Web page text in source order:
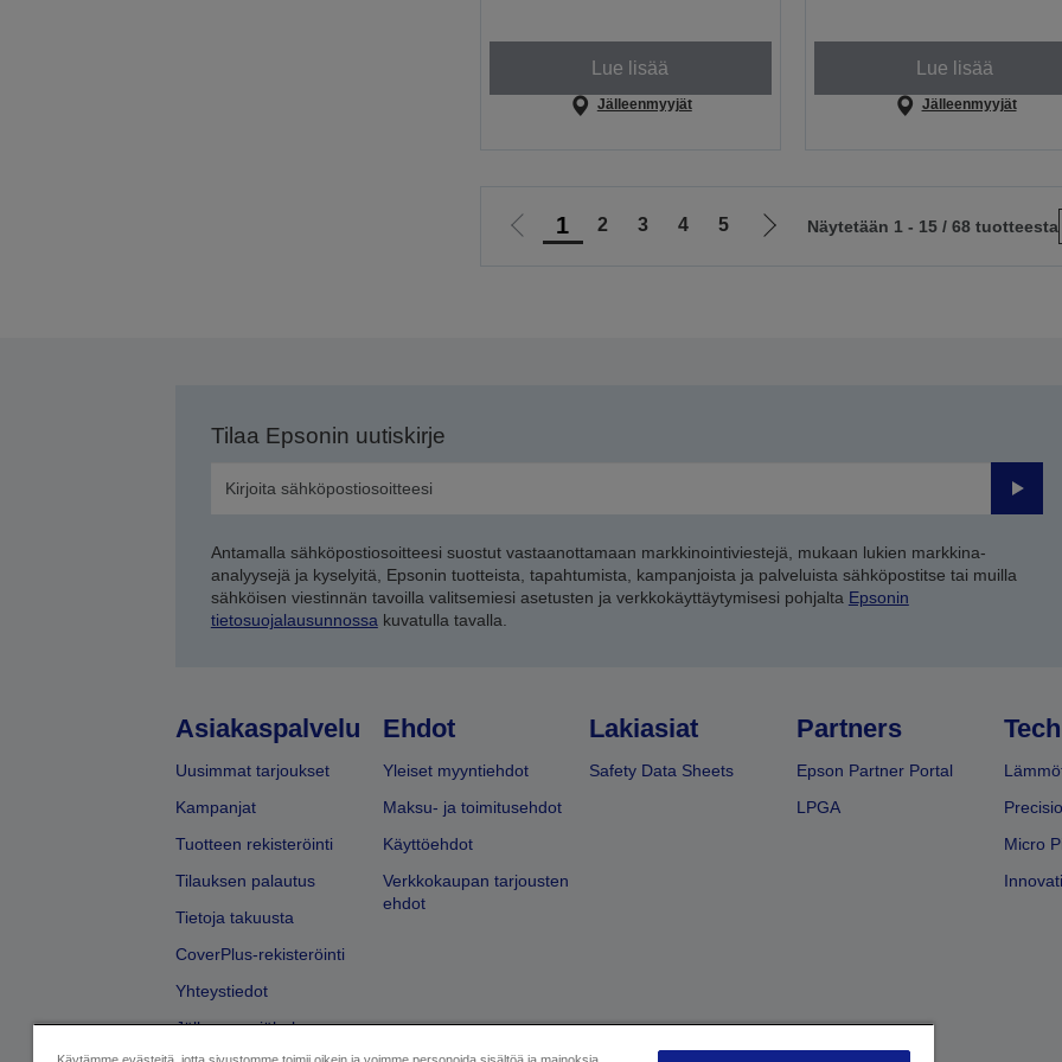
Lue lisää
Jälleenmyyjät
Lue lisää
Jälleenmyyjät
Siirry
1 2 3 4 5
SiirryNäytetään 1 - 15 / 68 tuotteesta
Tilaa Epsonin uutiskirje
Antamalla sähköpostiosoitteesi suostut vastaanottamaan markkinointiviestejä, mukaan lukien markkina-
analyysejä ja kyselyitä, Epsonin tuotteista, tapahtumista, kampanjoista ja palveluista sähköpostitse tai muilla
sähköisen viestinnän tavoilla valitsemiesi asetusten ja verkkokäyttäytymisesi pohjalta Epsonin
tietosuojalausunnossakuvatulla tavalla.
Asiakaspalvelu
Uusimmat tarjoukset
Kampanjat
Tuotteen rekisteröinti
Tilauksen palautus
Tietoja takuusta
CoverPlus-rekisteröinti
Yhteystiedot
Jälleenmyyjähaku
Ehdot
Yleiset myyntiehdot
Maksu- ja toimitusehdot
Käyttöehdot
Verkkokaupan tarjousten
ehdot
Lakiasiat
Safety Data Sheets
Partners
Epson Partner Portal
LPGA
Micro